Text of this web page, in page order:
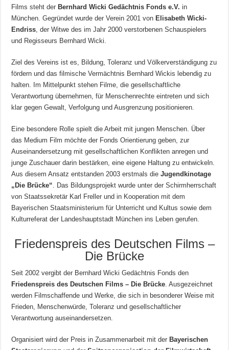
Films steht derBernhard Wicki Gedächtnis Fonds e.V. in
München. Gegründet wurde der Verein 2001 vonElisabeth Wicki-
Endriss , der Witwe des im Jahr 2000 verstorbenen Schauspielers
und Regisseurs Bernhard Wicki.
Ziel des Vereins ist es, Bildung, Toleranz und Völkerverständigung zu
fördern und das filmische Vermächtnis Bernhard Wickis lebendig zu
halten. Im Mittelpunkt stehen Filme, die gesellschaftliche
Verantwortung übernehmen, für Menschenrechte eintreten und sich
klar gegen Gewalt, Verfolgung und Ausgrenzung positionieren.
Eine besondere Rolle spielt die Arbeit mit jungen Menschen. Über
das Medium Film möchte der Fonds Orientierung geben, zur
Auseinandersetzung mit gesellschaftlichen Konflikten anregen und
junge Zuschauer darin bestärken, eine eigene Haltung zu entwickeln.
Aus diesem Ansatz entstanden 2003 erstmals dieJugendkinotage
„Die Brücke“ . Das Bildungsprojekt wurde unter der Schirmherrschaft
von Staatssekretär Karl Freller und in Kooperation mit dem
Bayerischen Staatsministerium für Unterricht und Kultus sowie dem
Kulturreferat der Landeshauptstadt München ins Leben gerufen.
Friedenspreis des Deutschen Films –
Die Brücke
Seit 2002 vergibt der Bernhard Wicki Gedächtnis Fonds den
Friedenspreis des Deutschen Films – Die Brücke . Ausgezeichnet
werden Filmschaffende und Werke, die sich in besonderer Weise mit
Frieden, Menschenwürde, Toleranz und gesellschaftlicher
Verantwortung auseinandersetzen.
Organisiert wird der Preis in Zusammenarbeit mit derBayerischen